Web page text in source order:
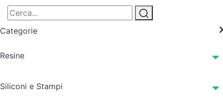
Categorie
Resine
Siliconi e Stampi